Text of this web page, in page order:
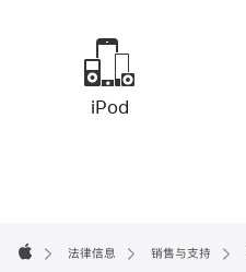
iPod
Footer

法律信息 销售与支持